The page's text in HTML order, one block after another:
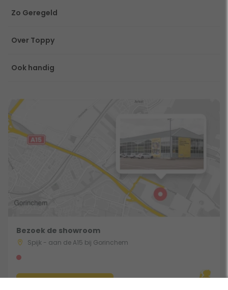
Zo Geregeld
Over Toppy
Ook handig
Bezoek de showroom
Spijk - aan de A15 bij Gorinchem